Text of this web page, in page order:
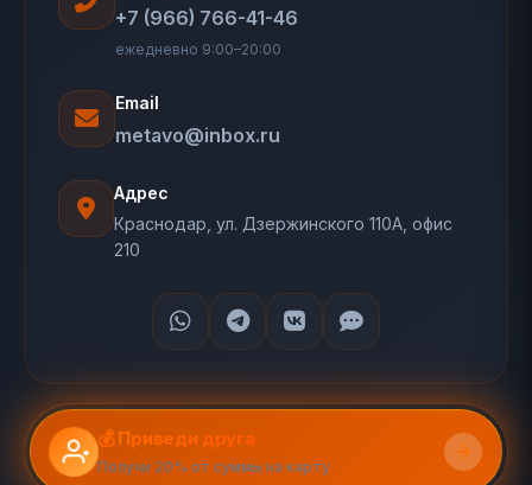
+7 (966) 766-41-46
ежедневно 9:00–20:00
Email
metavo@inbox.ru
Адрес
Краснодар, ул. Дзержинского 110А, офис
210
💰 Приведи друга
Получи 20% от суммы на карту